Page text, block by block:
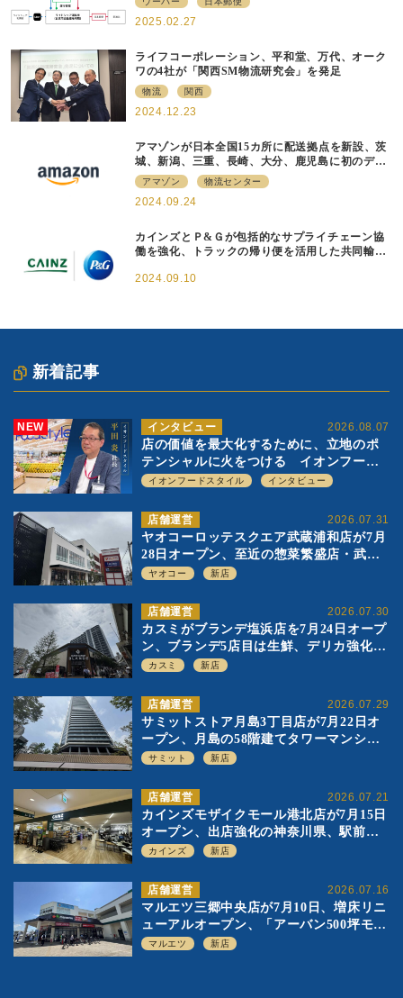
新着記事
NEW 2026.08.07
インタビュー
店の価値を最大化するために、立地のポ
テンシャルに火をつける イオンフード
スタイル 平田 炎社長
イオンフードスタイル インタビュー
2026.07.31
店舗運営
ヤオコーロッテスクエア武蔵浦和店が7月
28日オープン、至近の惣菜繁盛店・武蔵
浦和店とは生鮮強化、ですみ分け
ヤオコー 新店
2026.07.30
店舗運営
カスミがブランデ塩浜店を7月24日オープ
ン、ブランデ5店目は生鮮、デリカ強化の
一方で通常店の要素も取り入れ
カスミ 新店
2026.07.29
店舗運営
サミットストア月島3丁目店が7月22日オ
ープン、月島の58階建てタワーマンショ
ン1階に生鮮強化の小商圏型店を出店
サミット 新店
2026.07.21
店舗運営
カインズモザイクモール港北店が7月15日
オープン、出店強化の神奈川県、駅前
SC2階の都市型小型店
カインズ 新店
2026.07.16
店舗運営
マルエツ三郷中央店が7月10日、増床リニ
ューアルオープン、「アーバン500坪モデ
ル」の実験を集大成、駅前立地受け、寿
マルエツ 新店
2025.02.27
ライフコーポレーション、平和堂、万代、オーク
ワの4社が「関西SM物流研究会」を発足
物流 関西
2024.12.23
アマゾンが日本全国15カ所に配送拠点を新設、茨
城、新潟、三重、長崎、大分、鹿児島に初のデリ
バリーステーションを開設
アマゾン 物流センター
2024.09.24
カインズとＰ&Ｇが包括的なサプライチェーン協
働を強化、トラックの帰り便を活用した共同輸送
2024.09.10